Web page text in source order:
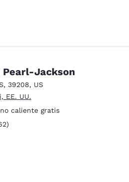
Pearl-Jackson
, 39208, US
EE. UU.
caliente gratis
bueno. 862 reseñas